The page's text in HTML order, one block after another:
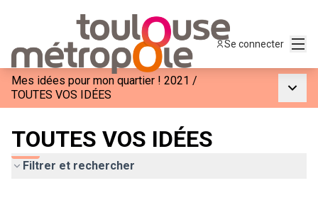
Se connecter
Mes idées pour mon quartier ! 2021 /
TOUTES VOS IDÉES
TOUTES VOS IDÉES
Filtrer et rechercher